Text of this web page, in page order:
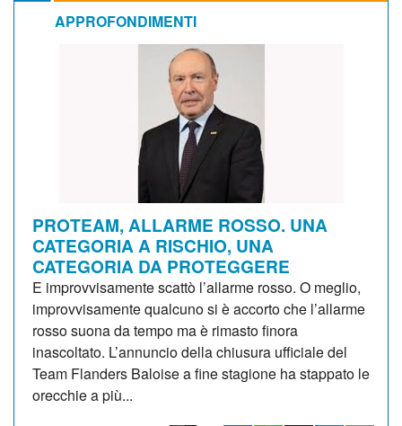
APPROFONDIMENTI
PROTEAM, ALLARME ROSSO. UNA
CATEGORIA A RISCHIO, UNA
CATEGORIA DA PROTEGGERE
E improvvisamente scattò l’allarme rosso. O meglio,
improvvisamente qualcuno si è accorto che l’allarme
rosso suona da tempo ma è rimasto finora
inascoltato. L’annuncio della chiusura ufficiale del
Team Flanders Baloise a fine stagione ha stappato le
orecchie a più...